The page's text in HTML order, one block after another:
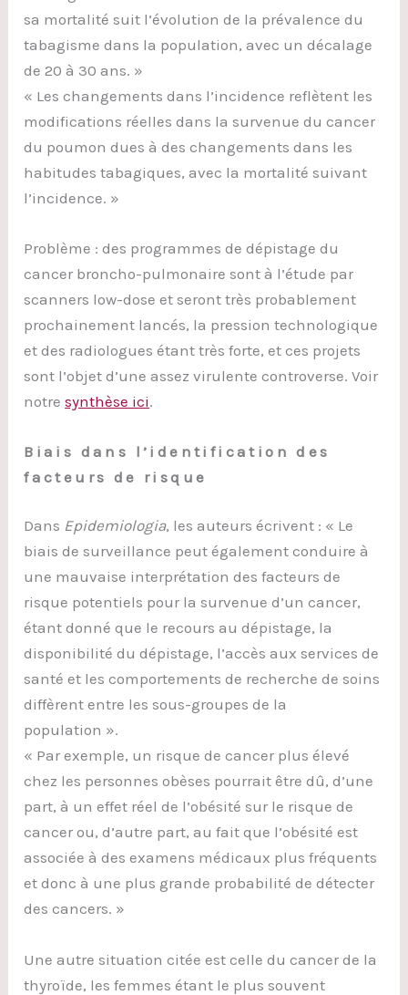
sa mortalité suit l’évolution de la prévalence du
tabagisme dans la population, avec un décalage
de 20 à 30 ans. »
« Les changements dans l’incidence reflètent les
modifications réelles dans la survenue du cancer
du poumon dues à des changements dans les
habitudes tabagiques, avec la mortalité suivant
l’incidence. »
Problème : des programmes de dépistage du
cancer broncho-pulmonaire sont à l’étude par
scanners low-dose et seront très probablement
prochainement lancés, la pression technologique
et des radiologues étant très forte, et ces projets
sont l’objet d’une assez virulente controverse. Voir
notresynthèse ici.
Biais dans l’identification des
facteurs de risque
Dans Epidemiologia, les auteurs écrivent : « Le
biais de surveillance peut également conduire à
une mauvaise interprétation des facteurs de
risque potentiels pour la survenue d’un cancer,
étant donné que le recours au dépistage, la
disponibilité du dépistage, l’accès aux services de
santé et les comportements de recherche de soins
diffèrent entre les sous-groupes de la
population ».
« Par exemple, un risque de cancer plus élevé
chez les personnes obèses pourrait être dû, d’une
part, à un effet réel de l’obésité sur le risque de
cancer ou, d’autre part, au fait que l’obésité est
associée à des examens médicaux plus fréquents
et donc à une plus grande probabilité de détecter
des cancers. »
Une autre situation citée est celle du cancer de la
thyroïde, les femmes étant le plus souvent